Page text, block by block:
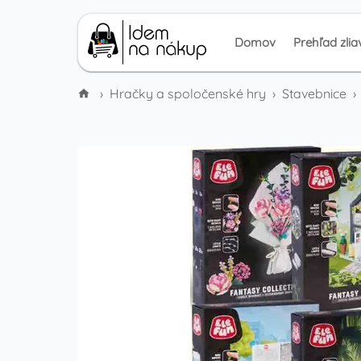
Domov Prehľad
› Hračky a spoločenské hry › Stavebnice ›